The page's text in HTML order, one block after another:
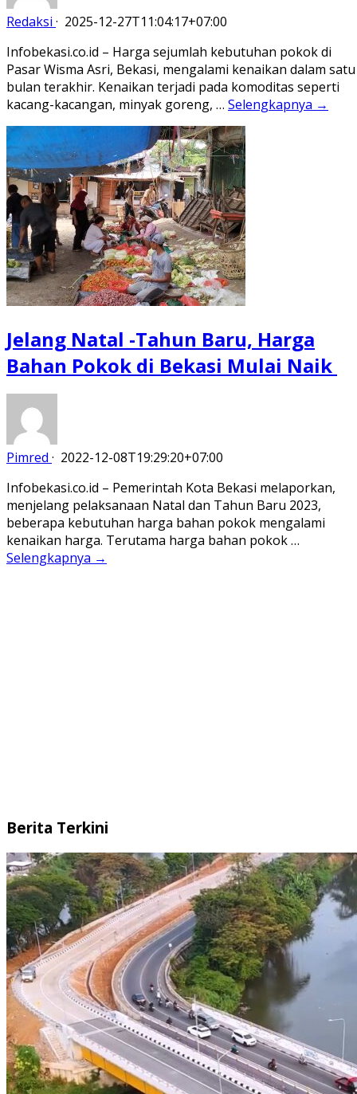
Redaksi · 2025-12-27T11:04:17+07:00
Infobekasi.co.id – Harga sejumlah kebutuhan pokok di
Pasar Wisma Asri, Bekasi, mengalami kenaikan dalam satu
bulan terakhir. Kenaikan terjadi pada komoditas seperti
kacang-kacangan, minyak goreng, … Selengkapnya →
Jelang Natal -Tahun Baru, Harga
Bahan Pokok di Bekasi Mulai Naik
Pimred · 2022-12-08T19:29:20+07:00
Infobekasi.co.id – Pemerintah Kota Bekasi melaporkan,
menjelang pelaksanaan Natal dan Tahun Baru 2023,
beberapa kebutuhan harga bahan pokok mengalami
kenaikan harga. Terutama harga bahan pokok …
Selengkapnya →
Berita Terkini